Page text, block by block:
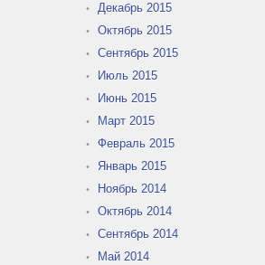
Декабрь 2015
Октябрь 2015
Сентябрь 2015
Июль 2015
Июнь 2015
Март 2015
Февраль 2015
Январь 2015
Ноябрь 2014
Октябрь 2014
Сентябрь 2014
Май 2014